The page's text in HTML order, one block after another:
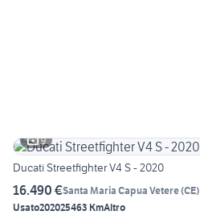
9
Ducati Streetfighter V4 S - 2020
16.490 €Santa Maria Capua Vetere(CE)
Usato202025463 KmAltro